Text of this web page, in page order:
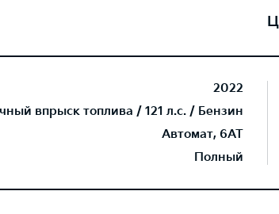
2022
впрыск топлива / 121 л.с. / Бензин
Автомат, 6AT
Полный